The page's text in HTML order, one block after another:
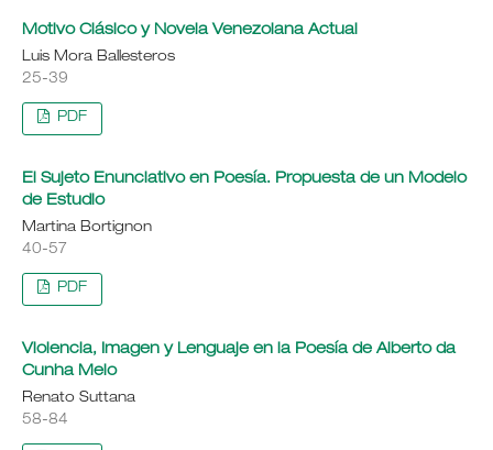
Motivo Clásico y Novela Venezolana Actual
Luis Mora Ballesteros
25-39
PDF
El Sujeto Enunciativo en Poesía. Propuesta de un Modelo
de Estudio
Martina Bortignon
40-57
PDF
Violencia, Imagen y Lenguaje en la Poesía de Alberto da
Cunha Melo
Renato Suttana
58-84